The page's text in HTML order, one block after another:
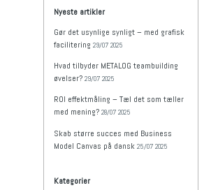
Nyeste artikler
Gør det usynlige synligt – med grafisk
facilitering 29/07 2025
Hvad tilbyder METALOG teambuilding
øvelser? 29/07 2025
ROI effektmåling – Tæl det som tæller
med mening? 28/07 2025
Skab større succes med Business
Model Canvas på dansk 25/07 2025
Kategorier